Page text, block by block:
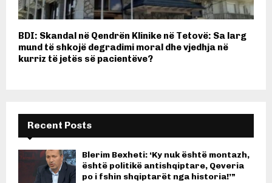
BDI: Skandal në Qendrën Klinike në Tetovë: Sa larg
mund të shkojë degradimi moral dhe vjedhja në
kurriz të jetës së pacientëve?
Recent Posts
Blerim Bexheti: ‘Ky nuk është montazh,
është politikë antishqiptare, Qeveria
po i fshin shqiptarët nga historia!’”